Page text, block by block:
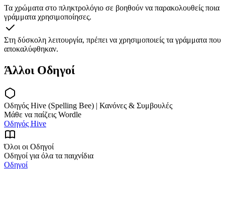
Τα χρώματα στο πληκτρολόγιο σε βοηθούν να παρακολουθείς ποια
γράμματα χρησιμοποίησες.
Στη δύσκολη λειτουργία, πρέπει να χρησιμοποιείς τα γράμματα που
αποκαλύφθηκαν.
Άλλοι Οδηγοί
Οδηγός Hive (Spelling Bee) | Κανόνες & Συμβουλές
Μάθε να παίζεις Wordle
Οδηγός Hive
Όλοι οι Οδηγοί
Οδηγοί για όλα τα παιχνίδια
Οδηγοί